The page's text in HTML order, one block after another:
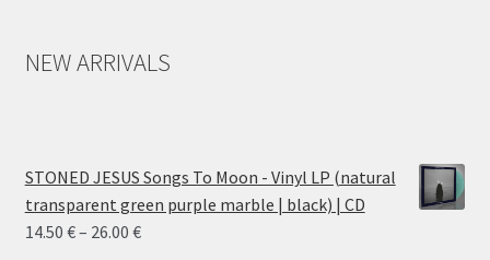
NEW ARRIVALS
STONED JESUS Songs To Moon - Vinyl LP (natural
transparent green purple marble | black) | CD
14.50 €– 26.00 €Price